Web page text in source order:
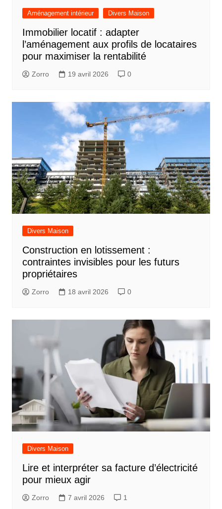
Aménagement intérieur Divers Maison
Immobilier locatif : adapter
l’aménagement aux profils de locataires
pour maximiser la rentabilité
Zorro 19 avril 2026 0
Divers Maison
Construction en lotissement :
contraintes invisibles pour les futurs
propriétaires
Zorro 18 avril 2026 0
Divers Maison
Lire et interpréter sa facture d’électricité
pour mieux agir
Zorro 7 avril 2026 1